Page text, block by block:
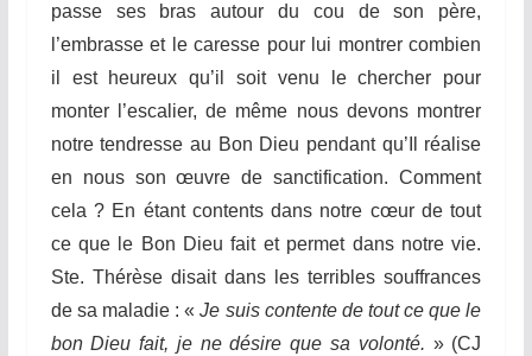
passe ses bras autour du cou de son père,
l’embrasse et le caresse pour lui montrer combien
il est heureux qu’il soit venu le chercher pour
monter l’escalier, de même nous devons montrer
notre tendresse au Bon Dieu pendant qu’Il réalise
en nous son œuvre de sanctification. Comment
cela ? En étant contents dans notre cœur de tout
ce que le Bon Dieu fait et permet dans notre vie.
Ste. Thérèse disait dans les terribles souffrances
de sa maladie : «Je suis contente de tout ce que le
bon Dieu fait, je ne désire que sa volonté. » (CJ